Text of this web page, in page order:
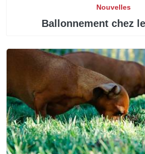
Nouvelles
Ballonnement chez